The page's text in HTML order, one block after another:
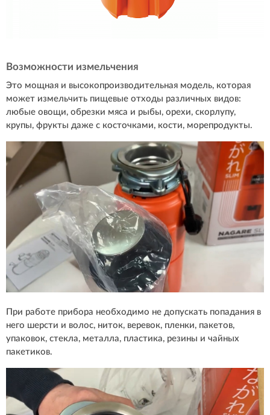
Возможности измельчения
Это мощная и высокопроизводительная модель, которая
может измельчить пищевые отходы различных видов:
любые овощи, обрезки мяса и рыбы, орехи, скорлупу,
крупы, фрукты даже с косточками, кости, морепродукты.
При работе прибора необходимо не допускать попадания в
него шерсти и волос, ниток, веревок, пленки, пакетов,
упаковок, стекла, металла, пластика, резины и чайных
пакетиков.